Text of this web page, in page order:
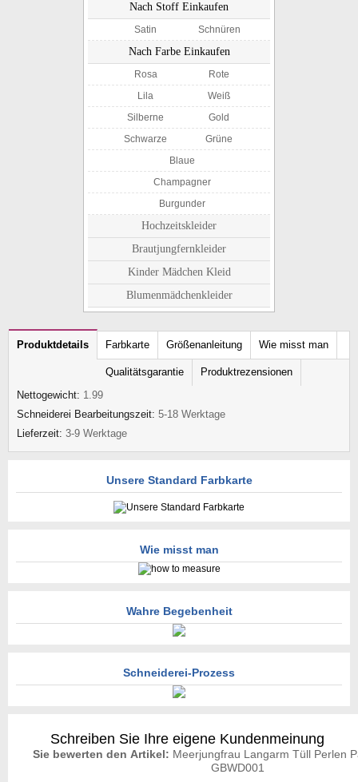
Nach Stoff Einkaufen
Satin Schnüren
Nach Farbe Einkaufen
Rosa
Rote
Lila
Weiß
Silberne
Gold
Schwarze
Grüne
Blaue
Champagner
Burgunder
Hochzeitskleider
Brautjungfernkleider
Kinder Mädchen Kleid
Blumenmädchenkleider
Produktdetails Farbkarte Größenanleitung Wie misst man
Qualitätsgarantie
Produktrezensionen
Nettogewicht: 1.99
Schneiderei Bearbeitungszeit: 5-18 Werktage
Lieferzeit: 3-9 Werktage
Unsere Standard Farbkarte
Wie misst man
Wahre Begebenheit
Schneiderei-Prozess
Schreiben Sie Ihre eigene Kundenmeinung
Sie bewerten den Artikel: Meerjungfrau Langarm Tüll Perlen
GBWD001